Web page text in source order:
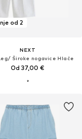
od 2
NEXT
Široke nogavice Hlače
Od 37,00 €